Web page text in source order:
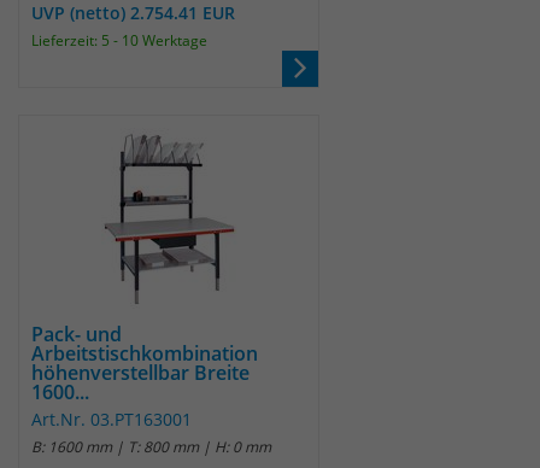
UVP (netto) 2.754.41 EUR
Lieferzeit: 5 - 10 Werktage
Pack- und
Arbeitstischkombination
höhenverstellbar Breite
1600...
Art.Nr. 03.PT163001
B: 1600 mm | T: 800 mm | H: 0 mm